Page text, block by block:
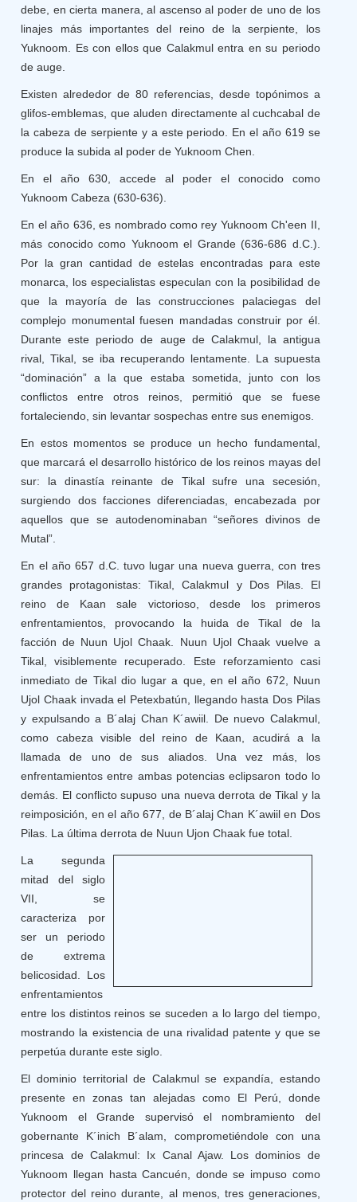
debe, en cierta manera, al ascenso al poder de uno de los
linajes más importantes del reino de la serpiente, los
Yuknoom. Es con ellos que Calakmul entra en su periodo
de auge.
Existen alrededor de 80 referencias, desde topónimos a
glifos-emblemas, que aluden directamente al cuchcabal de
la cabeza de serpiente y a este periodo. En el año 619 se
produce la subida al poder de Yuknoom Chen.
En el año 630, accede al poder el conocido como
Yuknoom Cabeza (630-636).
En el año 636, es nombrado como rey Yuknoom Ch'een II,
más conocido como Yuknoom el Grande (636-686 d.C.).
Por la gran cantidad de estelas encontradas para este
monarca, los especialistas especulan con la posibilidad de
que la mayoría de las construcciones palaciegas del
complejo monumental fuesen mandadas construir por él.
Durante este periodo de auge de Calakmul, la antigua
rival, Tikal, se iba recuperando lentamente. La supuesta
“dominación” a la que estaba sometida, junto con los
conflictos entre otros reinos, permitió que se fuese
fortaleciendo, sin levantar sospechas entre sus enemigos.
En estos momentos se produce un hecho fundamental,
que marcará el desarrollo histórico de los reinos mayas del
sur: la dinastía reinante de Tikal sufre una secesión,
surgiendo dos facciones diferenciadas, encabezada por
aquellos que se autodenominaban “señores divinos de
Mutal”.
En el año 657 d.C. tuvo lugar una nueva guerra, con tres
grandes protagonistas: Tikal, Calakmul y Dos Pilas. El
reino de Kaan sale victorioso, desde los primeros
enfrentamientos, provocando la huida de Tikal de la
facción de Nuun Ujol Chaak. Nuun Ujol Chaak vuelve a
Tikal, visiblemente recuperado. Este reforzamiento casi
inmediato de Tikal dio lugar a que, en el año 672, Nuun
Ujol Chaak invada el Petexbatún, llegando hasta Dos Pilas
y expulsando a B´alaj Chan K´awiil. De nuevo Calakmul,
como cabeza visible del reino de Kaan, acudirá a la
llamada de uno de sus aliados. Una vez más, los
enfrentamientos entre ambas potencias eclipsaron todo lo
demás. El conflicto supuso una nueva derrota de Tikal y la
reimposición, en el año 677, de B´alaj Chan K´awiil en Dos
Pilas. La última derrota de Nuun Ujon Chaak fue total.
La segunda
mitad del siglo
VII, se
caracteriza por
ser un periodo
de extrema
belicosidad. Los
enfrentamientos
entre los distintos reinos se suceden a lo largo del tiempo,
mostrando la existencia de una rivalidad patente y que se
perpetúa durante este siglo.
El dominio territorial de Calakmul se expandía, estando
presente en zonas tan alejadas como El Perú, donde
Yuknoom el Grande supervisó el nombramiento del
gobernante K´inich B´alam, comprometiéndole con una
princesa de Calakmul: Ix Canal Ajaw. Los dominios de
Yuknoom llegan hasta Cancuén, donde se impuso como
protector del reino durante, al menos, tres generaciones,